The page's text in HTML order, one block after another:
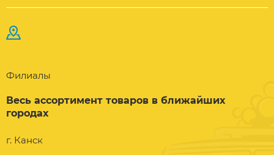
Филиалы
Весь ассортимент товаров в ближайших
городах
г. Канск